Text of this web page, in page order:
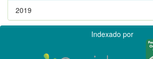
2019
Indexado por